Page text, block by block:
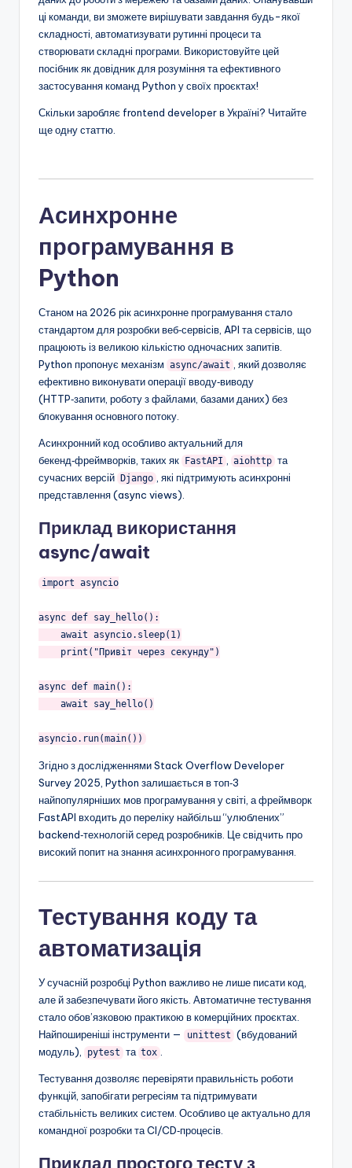
ці команди, ви зможете вирішувати завдання будь-якої
складності, автоматизувати рутинні процеси та
створювати складні програми. Використовуйте цей
посібник як довідник для розуміння та ефективного
застосування команд Python у своїх проєктах!
Скільки заробляє frontend developer в Україні? Читайте
ще одну статтю.
Асинхронне
програмування в
Python
Станом на 2026 рік асинхронне програмування стало
стандартом для розробки веб‑сервісів, API та сервісів, що
працюють із великою кількістю одночасних запитів.
Python пропонує механізм async/await
, який дозволяє
ефективно виконувати операції вводу‑виводу
(HTTP‑запити, роботу з файлами, базами даних) без
блокування основного потоку.
Асинхронний код особливо актуальний для
бекенд‑фреймворків, таких як
FastAPI aiohttp та
сучасних версій
Django
, які підтримують асинхронні
представлення (async views).
Приклад використання
async/await
import asyncio
async def say_hello():
    await asyncio.sleep(1)
    print("Привіт через секунду")
async def main():
    await say_hello()
Згідно з дослідженнями Stack Overflow Developer
Survey 2025, Python залишається в топ‑3
найпопулярніших мов програмування у світі, а фреймворк
FastAPI входить до переліку найбільш “улюблених”
backend‑технологій серед розробників. Це свідчить про
високий попит на знання асинхронного програмування.
Тестування коду та
автоматизація
У сучасній розробці Python важливо не лише писати код,
але й забезпечувати його якість. Автоматичне тестування
стало обов’язковою практикою в комерційних проєктах.
Найпоширеніші інструменти —
unittest (вбудований
модуль),
pytest та tox .
Тестування дозволяє перевіряти правильність роботи
функцій, запобігати регресіям та підтримувати
стабільність великих систем. Особливо це актуально для
командної розробки та CI/CD‑процесів.
Приклад простого тесту з